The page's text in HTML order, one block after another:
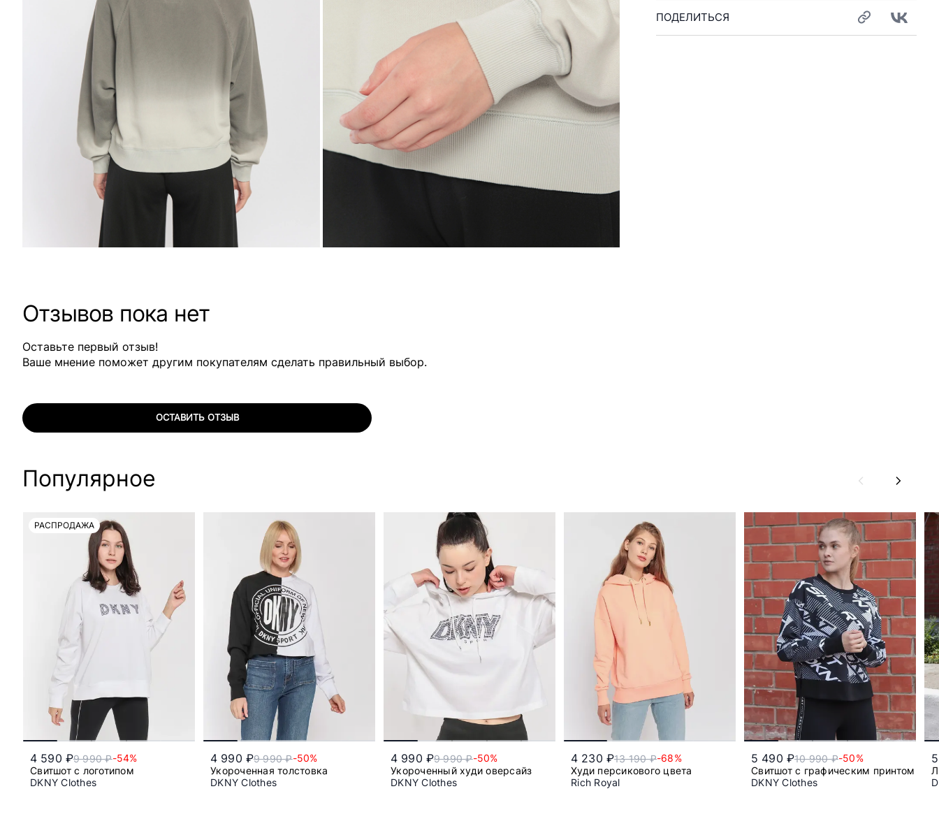
ПОДЕЛИТЬСЯ
Отзывов пока нет
Оставьте первый отзыв!
Ваше мнение поможет другим покупателям сделать правильный выбор.
ОСТАВИТЬ ОТЗЫВ
Популярное
РАСПРОДАЖА
4 590 ₽9 990 ₽-54%
Свитшот с логотипом
DKNY Clothes
4 990 ₽9 990 ₽-50%
Укороченная толстовка
DKNY Clothes
4 990 ₽9 990 ₽-50%
Укороченный худи оверсайз
DKNY Clothes
4 230 ₽13 190 ₽-68%
Худи персикового цвета
Rich Royal
5 490 ₽10 990 ₽-50%
Свитшот с графическим принтом
DKNY Clothes